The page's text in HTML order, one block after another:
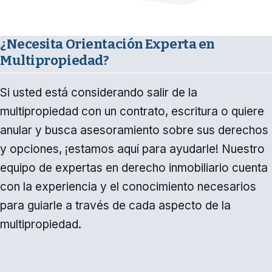
¿Necesita Orientación Experta en
Multipropiedad?
Si usted está considerando salir de la
multipropiedad con un contrato, escritura o quiere
anular y busca asesoramiento sobre sus derechos
y opciones, ¡estamos aquí para ayudarle! Nuestro
equipo de expertas en derecho inmobiliario cuenta
con la experiencia y el conocimiento necesarios
para guiarle a través de cada aspecto de la
multipropiedad.